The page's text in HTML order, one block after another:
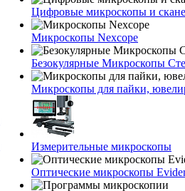
Цифровые микроскопы и
Микроскопы Nexcope
Безокулярные Микроскопы
Микроскопы для пайки,
Измерительные микроскопы
Оптические микроскопы